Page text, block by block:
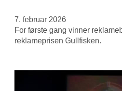
7. februar 2026
For første gang vinner
reklameprisen Gullfisken.